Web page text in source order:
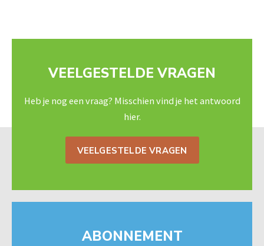
VEELGESTELDE VRAGEN
Heb je nog een vraag? Misschien vind je het antwoord
hier.
VEELGESTELDE VRAGEN
ABONNEMENT